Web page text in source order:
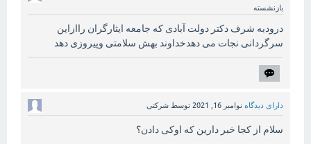
بازنشسته
درودبه شرف دکتر دولت آبادی که جامعه ایثارگران راازاین
سرگردانی نجات می دهدخداوند بهش سلامتی وپیروزی دهد
دارای دیدگاه نوامبر 16, 2021 توسط شرکتی
سلام از کجا خبر دارین که اوکی دادن؟